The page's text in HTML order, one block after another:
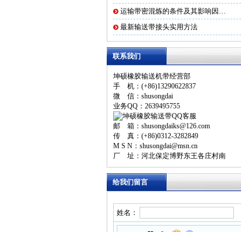
运输带密混炼的条件及其影响因…
最新输送带接头实用方法
联系我们
坤硕橡胶输送机带经营部
手 机：(+86)13290622837
微 信：shusongdai
业务QQ：2639495755
邮 箱：shusongdaiks@126.com
传 真：(+86)0312-3282849
M S N：shusongdai@msn.cn
厂 址：河北保定博野东王各庄村南
给我们留言
姓名：